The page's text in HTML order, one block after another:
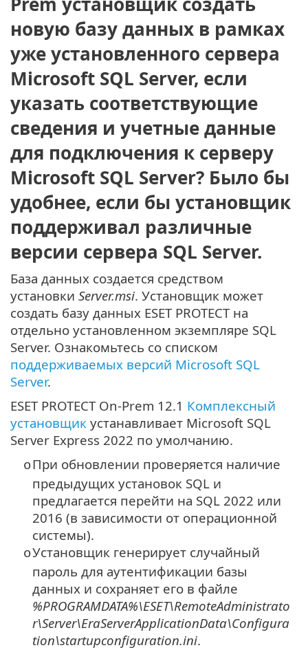
новую базу данных в рамках
уже установленного сервера
Microsoft SQL Server, если
указать соответствующие
сведения и учетные данные
для подключения к серверу
Microsoft SQL Server? Было бы
удобнее, если бы установщик
поддерживал различные
версии сервера SQL Server.
База данных создается средством
установки Server.msi. Установщик может
создать базу данных ESET PROTECT на
отдельно установленном экземпляре SQL
Server. Ознакомьтесь со списком
поддерживаемых версий Microsoft SQL
Server.
ESET PROTECT On-Prem 12.1 Комплексный
установщик устанавливает Microsoft SQL
Server Express 2022 по умолчанию.
oПри обновлении проверяется наличие
предыдущих установок SQL и
предлагается перейти на SQL 2022 или
2016 (в зависимости от операционной
системы).
oУстановщик генерирует случайный
пароль для аутентификации базы
данных и сохраняет его в файле
%PROGRAMDATA%\ESET\RemoteAdministrato
r\Server\EraServerApplicationData\Configura
tion\startupconfiguration.ini.